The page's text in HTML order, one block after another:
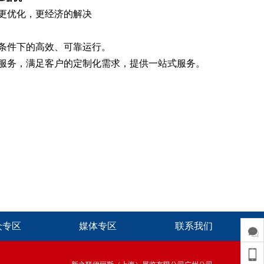
优化，更经济的解决
下的高效、可靠运行。
，满足客户的定制化需求，提供一站式服务。
专区 媒体专区 联系我们